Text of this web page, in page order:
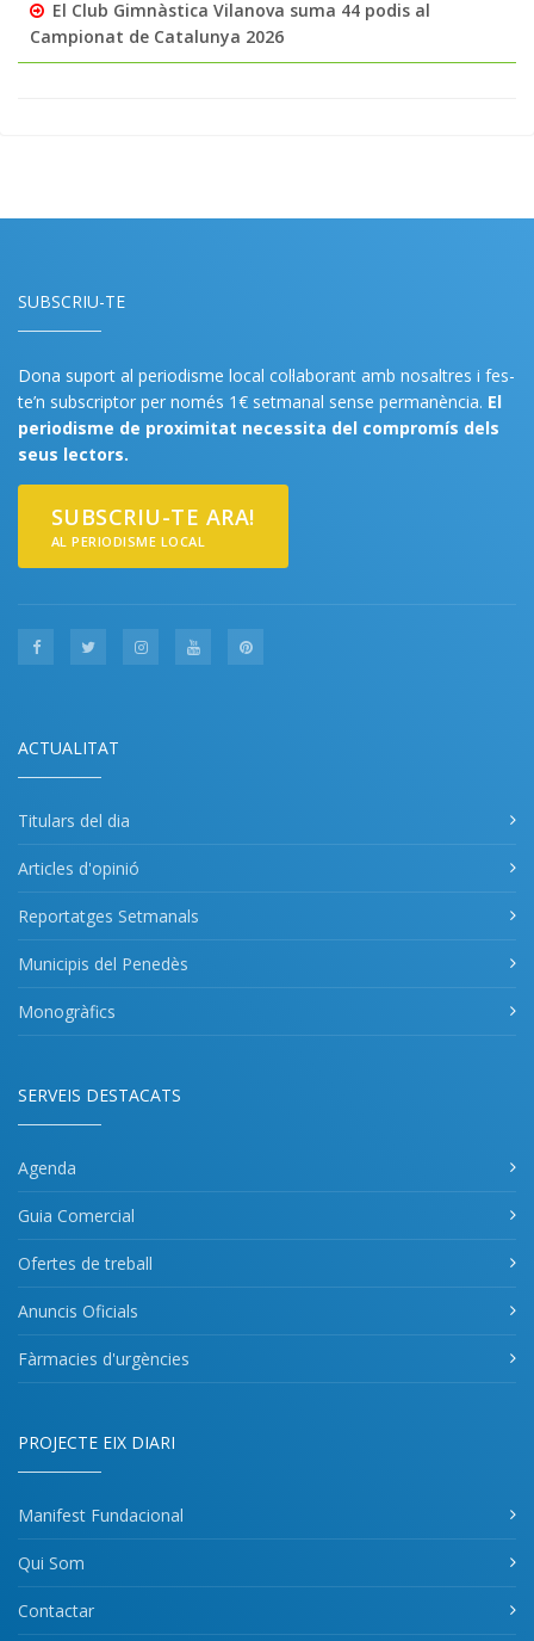
El Club Gimnàstica Vilanova suma 44 podis al
Campionat de Catalunya 2026
SUBSCRIU-TE
Dona suport al periodisme local col·laborant amb nosaltres i fes-
te’n subscriptor per només 1€ setmanal sense permanència. El
periodisme de proximitat necessita del compromís dels
seus lectors.
SUBSCRIU-TE ARA!
AL PERIODISME LOCAL
ACTUALITAT
Titulars del dia
Articles d'opinió
Reportatges Setmanals
Municipis del Penedès
Monogràfics
SERVEIS DESTACATS
Agenda
Guia Comercial
Ofertes de treball
Anuncis Oficials
Fàrmacies d'urgències
PROJECTE EIX DIARI
Manifest Fundacional
Qui Som
Contactar